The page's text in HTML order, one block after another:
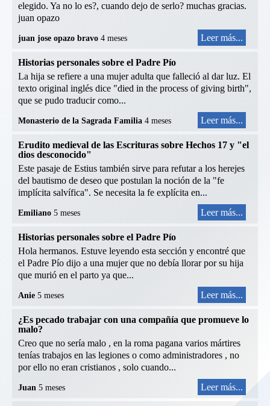
elegido. Ya no lo es?, cuando dejo de serlo? muchas gracias.
juan opazo
juan jose opazo bravo 4 meses Leer más...
Historias personales sobre el Padre Pío
La hija se refiere a una mujer adulta que falleció al dar luz. El
texto original inglés dice "died in the process of giving birth",
que se pudo traducir como...
Monasterio de la Sagrada Familia 4 meses Leer más...
Erudito medieval de las Escrituras sobre Hechos 17 y "el
dios desconocido"
Este pasaje de Estius también sirve para refutar a los herejes
del bautismo de deseo que postulan la noción de la "fe
implícita salvífica". Se necesita la fe explícita en...
Emiliano 5 meses Leer más...
Historias personales sobre el Padre Pío
Hola hermanos. Estuve leyendo esta sección y encontré que
el Padre Pío dijo a una mujer que no debía llorar por su hija
que murió en el parto ya que...
Anie 5 meses Leer más...
¿Es pecado trabajar con una compañía que promueve lo
malo?
Creo que no sería malo , en la roma pagana varios mártires
tenías trabajos en las legiones o como administradores , no
por ello no eran cristianos , solo cuando...
Juan 5 meses Leer más...